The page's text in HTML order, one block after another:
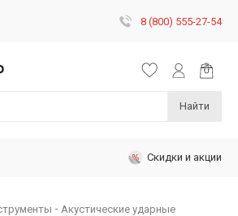
8 (800) 555-27-54
Найти
Скидки и акции
Акустические ударные